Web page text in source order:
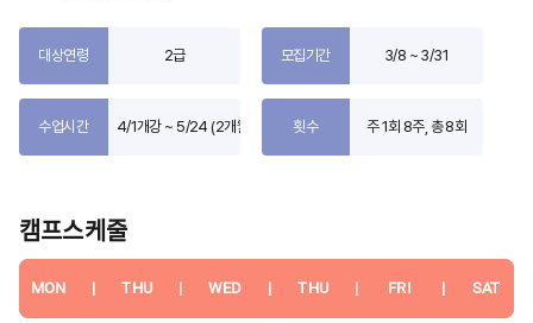
대상연령 2급 모집기간 3/8 ~ 3/31
수업시간 4/1개강 ~ 5/24 (2개월) 횟수 주 1회 8주, 총 8회
캠프스케줄
MON | THU | WED | THU | FRI | SAT